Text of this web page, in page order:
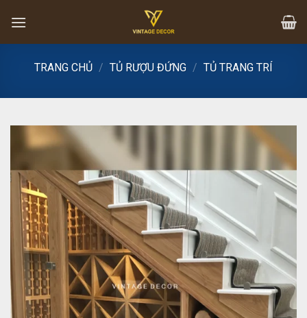
content
TRANG CHỦ / TỦ RƯỢU ĐỨNG / TỦ TRANG TRÍ